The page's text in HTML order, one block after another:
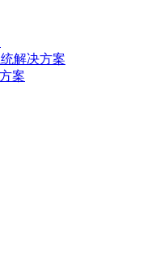
解决方案
案